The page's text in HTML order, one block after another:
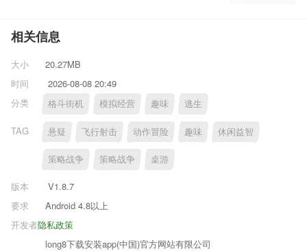
相关信息
大小
20.27MB
时间
2026-08-08 20:49
分类
格斗街机 模拟经营 趣味 逃生
TAG 悬疑 飞行射击 动作冒险 趣味 休闲益智
策略战争 策略战争 桌游
版本
V1.8.7
要求
Android 4.8以上
隐私政策
开发者
long8下载安装app(中国)官方网站有限公司